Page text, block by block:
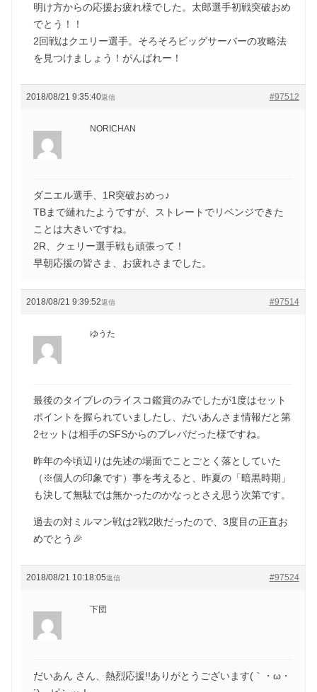
明け方からの応援お疲れ様でした。太郎選手初戦突破おめ
でとう！！
2回戦はクエリー選手。そろそろビッグサーバーの攻略法
を見つけましょう！がんばれー！
2018/08/21 9:35:40 #97512
返信
NORICHAN
ダニエル選手、1R突破おめっ♪
TBまで縺れたようですが、ストレートでリベンジできた
ことは大きいですね。
2R、クェリー選手戦も頑張って！
早朝応援の皆さま、お疲れさまでした。
2018/08/21 9:39:52 #97514
返信
ゆうた
最後のタイブレのライスコ鑑賞のみでしたが1度はセット
ポイントを握られていましたし、だいあんさま情報だと第
2セットは相手のSFSからのブレバだった様ですね。
昨年の今頃辺りは先述の場面でことごとく落としていた
（※個人の印象です）事を考えると、昨夏の「暗黒時期」
も決して無駄では無かったのかなっとさえ思う次第です。
過去の対ミルマン戦は2戦2敗だったので、3度目の正直お
めでとう🎉
2018/08/21 10:18:05 #97524
返信
下団
だいあん さん、熱烈応援!!ありがとうございます(｀・ω・